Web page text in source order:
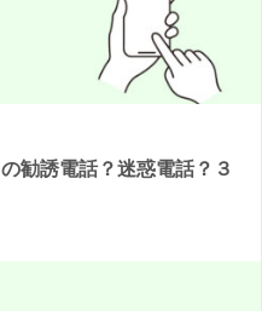
勧誘電話？迷惑電話？３